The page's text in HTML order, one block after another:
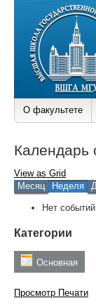
О факультете
Календарь
View as Grid
Месяц
Неделя
Нет
Категории
Основная
Просмотр Печати